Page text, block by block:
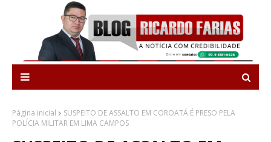
Página inicial
SUSPEITO DE ASSALTO EM COROATÁ É PRESO PELA
POLÍCIA MILITAR EM LIMA CAMPOS